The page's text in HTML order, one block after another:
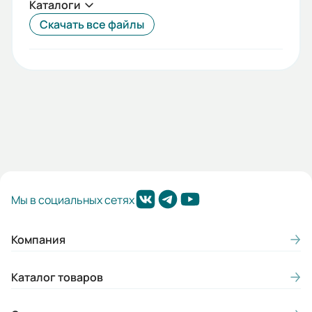
55
Каталоги
Скачать все файлы
Мы в социальных сетях
Компания
Каталог товаров